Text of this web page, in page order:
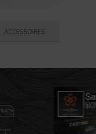
ACCESSOIRES